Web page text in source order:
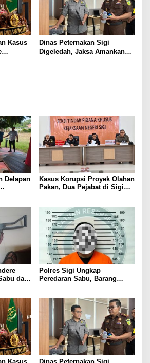
Kasus
Dinas Peternakan Sigi
Digeledah, Jaksa Amankan
Delapan
Kasus Korupsi Proyek Olahan
Pakan, Dua Pejabat di Sigi
dan
Polres Sigi Ungkap
Peredaran Sabu, Barang